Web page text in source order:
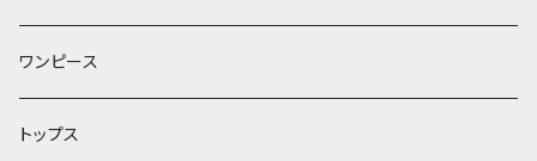
ワンピース
トップス